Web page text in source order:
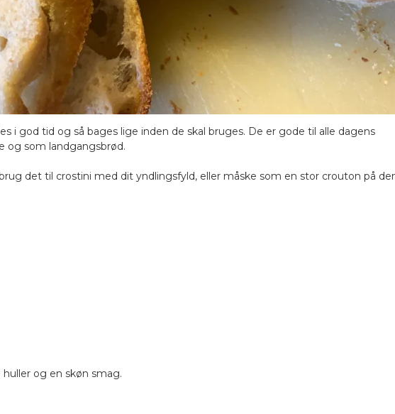
i god tid og så bages lige inden de skal bruges. De er gode til alle dagens
og som landgangsbrød.
det til crostini med dit yndlingsfyld, eller måske som en stor crouton på
og en skøn smag.